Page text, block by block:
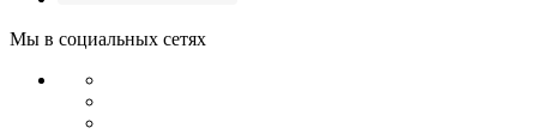
Мы в социальных сетях